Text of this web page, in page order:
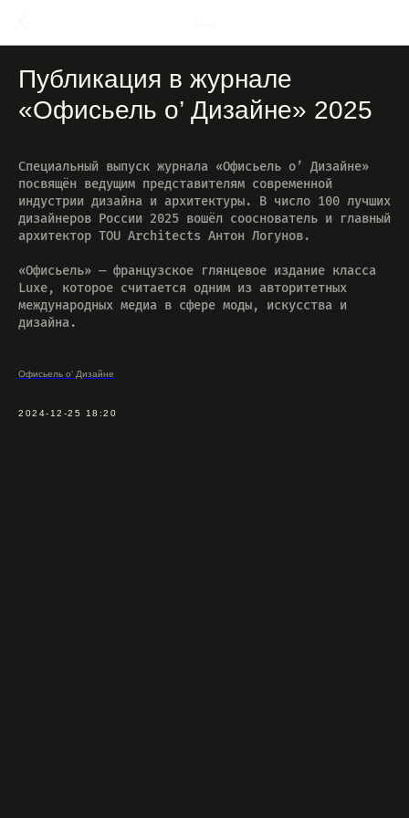
Публикация в журнале
«Офисьель о’ Дизайне» 2025
Специальный выпуск журнала «Офисьель о’ Дизайне»
посвящён ведущим представителям современной
индустрии дизайна и архитектуры. В число 100 лучших
дизайнеров России 2025 вошёл сооснователь и главный
архитектор TOU Architects Антон Логунов.
«Офисьель» — французское глянцевое издание класса
Luxe, которое считается одним из авторитетных
международных медиа в сфере моды, искусства и
дизайна.
Офисьель о' Дизайне
2024-12-25 18:20